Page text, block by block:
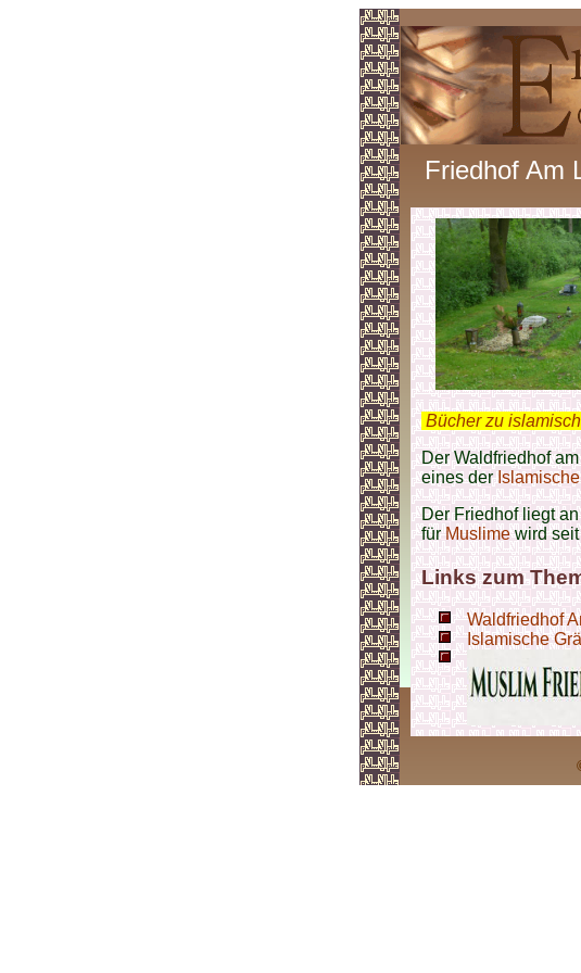
Friedhof Am
Bücher zu
Der Waldfriedhof
eines der
Der Friedhof liegt
fürMuslimewird seit
Links zum
Waldfriedhof
Islamische